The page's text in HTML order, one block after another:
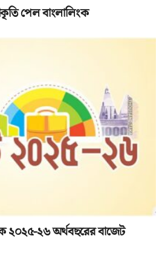
পেল বাংলালিংক
২০২৫-২৬ অর্থবছরের বাজেট